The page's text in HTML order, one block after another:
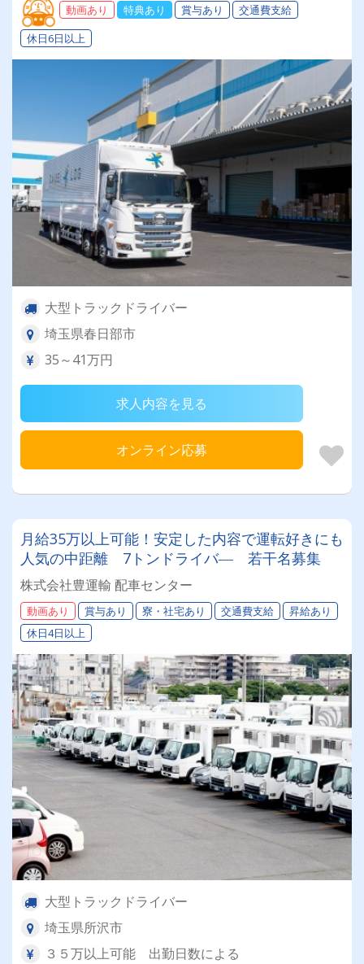
証制度（二つ星）認定！
動画あり 特典あり 賞与あり
交通費支給
休日6日以上
大型トラックドライバー
埼玉県春日部市
35～41万円
求人内容を見る
オンライン応募
月給35万以上可能！安定した内容で運転好きにも
人気の中距離 7トンドライバ― 若干名募集
株式会社豊運輸 配車センター
動画あり 賞与あり 寮・社宅あり 交通費支給
昇給あり
休日4日以上
大型トラックドライバー
埼玉県所沢市
３５万以上可能 出勤日数による